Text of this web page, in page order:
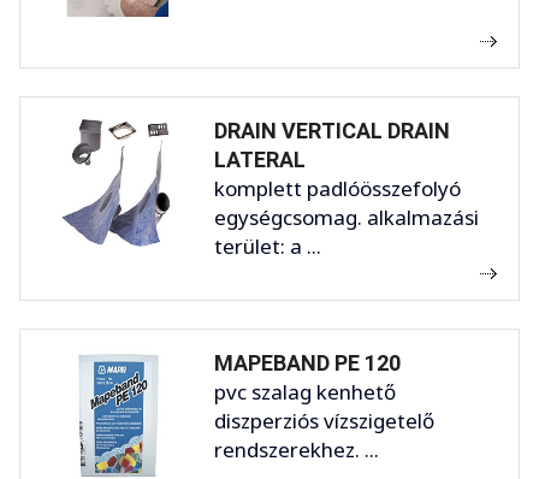
DRAIN VERTICAL DRAIN
LATERAL
komplett padlóösszefolyó
egységcsomag. alkalmazási
terület: a ...
MAPEBAND PE 120
pvc szalag kenhető
diszperziós vízszigetelő
rendszerekhez. ...